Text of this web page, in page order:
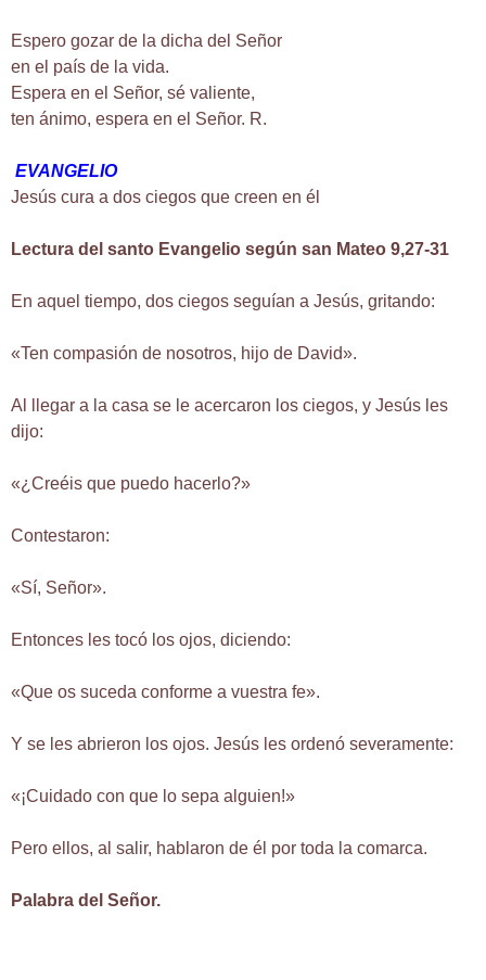
Espero gozar de la dicha del Señor
en el país de la vida.
Espera en el Señor, sé valiente,
ten ánimo, espera en el Señor. R.
EVANGELIO
Jesús cura a dos ciegos que creen en él
Lectura del santo Evangelio según san Mateo 9,27-31
En aquel tiempo, dos ciegos seguían a Jesús, gritando:
«Ten compasión de nosotros, hijo de David».
Al llegar a la casa se le acercaron los ciegos, y Jesús les
dijo:
«¿Creéis que puedo hacerlo?»
Contestaron:
«Sí, Señor».
Entonces les tocó los ojos, diciendo:
«Que os suceda conforme a vuestra fe».
Y se les abrieron los ojos. Jesús les ordenó severamente:
«¡Cuidado con que lo sepa alguien!»
Pero ellos, al salir, hablaron de él por toda la comarca.
Palabra del Señor.